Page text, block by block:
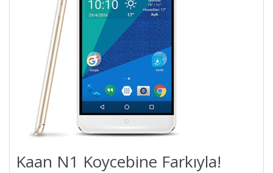
Kaan N1 Koycebine Farkıyla!